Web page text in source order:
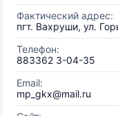
Фактический адрес:
пгт. Вахруши, ул.
Телефон:
883362 3-04-35
Email:
mp_gkx@mail.ru